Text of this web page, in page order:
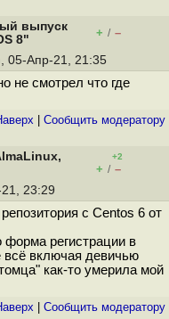
выпуск
8"
+ / –
05-Апр-21, 21:35
не смотрел что где
Cообщить модератору
+2
+ / –
23:29
с Centos 6 от
регистрации в
всё включая девичью
как-то умерила мой
Cообщить модератору